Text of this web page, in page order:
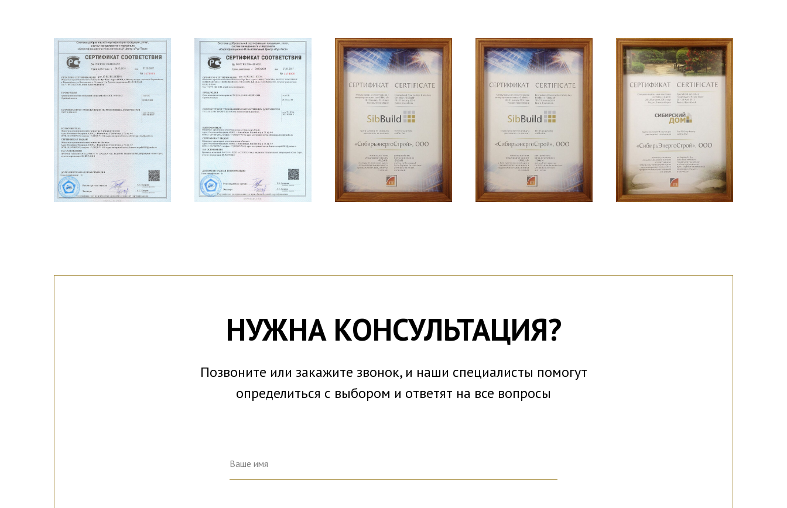
НУЖНА КОНСУЛЬТАЦИЯ?
Позвоните или закажите звонок, и наши специалисты помогут
определиться с выбором и ответят на все вопросы